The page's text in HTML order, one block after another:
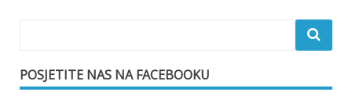
POSJETITE NAS NA FACEBOOKU